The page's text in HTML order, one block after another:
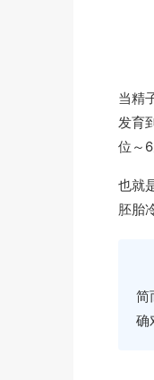
当精
发育
位～
也就
胚胎
简
确